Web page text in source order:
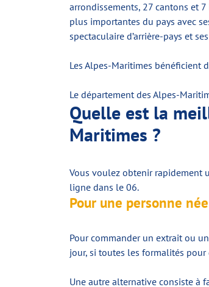
arrondissements, 27 cantons et
plus importantes du pays avec
spectaculaire d’arrière-pays et
Les Alpes-Maritimes bénéficient
Le département des Alpes-
Quelle est la
Maritimes ?
Vous voulez obtenir rapidement
ligne dans le 06.
Pour une personne
Pour commander un extrait ou
jour, si toutes les formalités
Une autre alternative consiste à